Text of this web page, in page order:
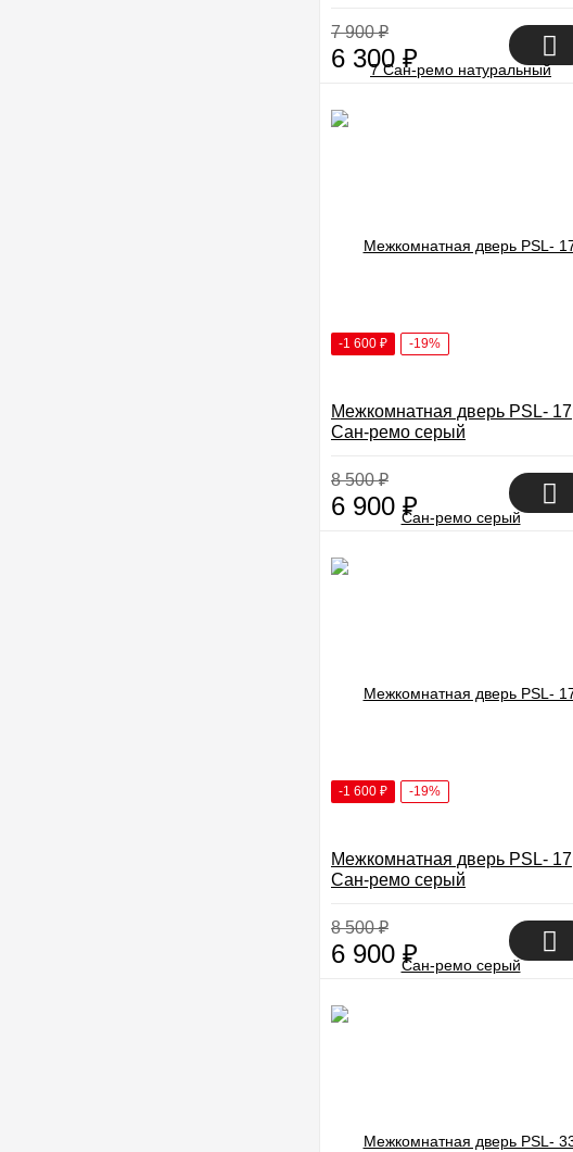
7 900₽
6 300 ₽
-1 600 ₽ -19%
Межкомнатная дверь PSL- 17
Сан-ремо серый
8 500₽
6 900 ₽
-1 600 ₽ -19%
Межкомнатная дверь PSL- 17
Сан-ремо серый
8 500₽
6 900 ₽